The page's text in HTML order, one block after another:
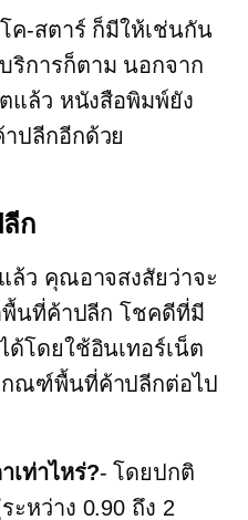
โค-สตาร์ ก็มีให้เช่นกัน
ริการก็ตาม นอกจาก
แล้ว หนังสือพิมพ์ยัง
ปลีกอีกด้วย
ก
ล้ว คุณอาจสงสัยว่าจะ
พื้นที่ค้าปลีก โชคดีที่มี
โดยใช้อินเทอร์เน็ต
กณฑ์พื้นที่ค้าปลีกต่อไป
เท่าไหร่?- โดยปกติ
ะหว่าง 0.90 ถึง 2